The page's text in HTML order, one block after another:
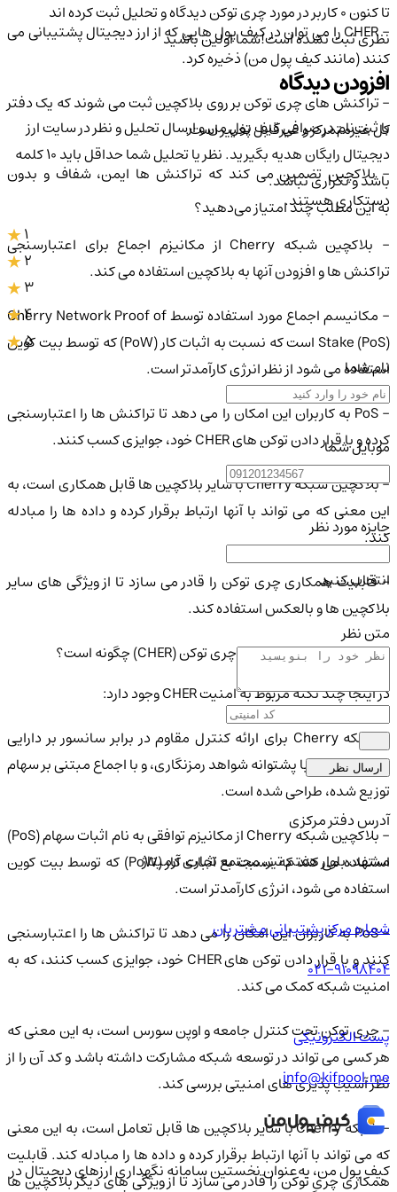
- CHER را می توان در کیف پول هایی که از ارز دیجیتال پشتیبانی می
کنند (مانند کیف پول من) ذخیره کرد.
- تراکنش های چری توکن بر روی بلاکچین ثبت می شوند که یک دفتر
کل غیرمتمرکز و غیرقابل تغییر است.
- بلاکچین تضمین می کند که تراکنش ها ایمن، شفاف و بدون
دستکاری هستند.
- بلاکچین شبکه Cherry از مکانیزم اجماع برای اعتبارسنجی
تراکنش ها و افزودن آنها به بلاکچین استفاده می کند.
- مکانیسم اجماع مورد استفاده توسط Cherry Network Proof of
Stake (PoS) است که نسبت به اثبات کار (PoW) که توسط بیت کوین
استفاده می شود از نظر انرژی کارآمدتر است.
- PoS به کاربران این امکان را می دهد تا تراکنش ها را اعتبارسنجی
کرده و با قرار دادن توکن های CHER خود، جوایزی کسب کنند.
- بلاکچین شبکه Cherry با سایر بلاکچین ها قابل همکاری است، به
این معنی که می تواند با آنها ارتباط برقرار کرده و داده ها را مبادله
کند.
- قابلیت همکاری چری توکن را قادر می سازد تا از ویژگی های سایر
بلاکچین ها و بالعکس استفاده کند.
وضعیت امنیت ارز دیجیتال چری توکن (CHER) چگونه است؟
در اینجا چند نکته مربوط به امنیت CHER وجود دارد:
- شبکه Cherry برای ارائه کنترل مقاوم در برابر سانسور بر دارایی
های دیجیتال، با پشتوانه شواهد رمزنگاری، و با اجماع مبتنی بر سهام
توزیع شده، طراحی شده است.
- بلاکچین شبکه Cherry از مکانیزم توافقی به نام اثبات سهام (PoS)
استفاده می کند که نسبت به اثبات کار (PoW) که توسط بیت کوین
استفاده می شود، انرژی کارآمدتر است.
- PoS به کاربران این امکان را می دهد تا تراکنش ها را اعتبارسنجی
کنند و با قرار دادن توکن های CHER خود، جوایزی کسب کنند، که به
امنیت شبکه کمک می کند.
- چری توکن تحت کنترل جامعه و اوپن سورس است، به این معنی که
هر کسی می تواند در توسعه شبکه مشارکت داشته باشد و کد آن را از
نظر آسیب پذیری های امنیتی بررسی کند.
- شبکه Cherry با سایر بلاکچین ها قابل تعامل است، به این معنی
که می تواند با آنها ارتباط برقرار کرده و داده ها را مبادله کند. قابلیت
همکاری چری توکن را قادر می سازد تا از ویژگی های دیگر بلاکچین ها
تا کنون 0 کاربر در مورد چری توکندیدگاه و تحلیل ثبت کرده اند
نظری ثبت نشده است!شما اولین باشید
افزودن دیدگاه
با ثبت‌نام در صرافی کیف پول من و ارسال تحلیل و نظر در سایت ارز
دیجیتال رایگان هدیه بگیرید. نظر یا تحلیل شما حداقل باید ۱۰ کلمه
باشد و تکراری نباشد.
به این مطلب چند امتیاز می‌دهید؟
3
4
5
نام شما
موبایل شما
جایزه مورد نظر
انتخاب کنید
متن نظر
ارسال نظر
آدرس دفتر مرکزی
مشهد، بلوار هفتم تیر، مجتمع تجاری آرمیتاژ
شماره مرکز پشتیبانی مشتریان
021-91098404
پست الکترونیکی
info@kifpool.me
کیف‌ پول من، به‌عنوان نخستین سامانه نگهداری ارزهای دیجیتال در